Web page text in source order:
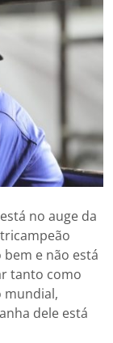
no auge da
e não está
tanto como
mundial,
dele está